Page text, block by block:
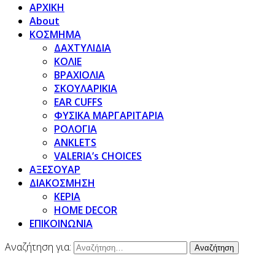
ΑΡΧΙΚΗ
About
ΚΟΣΜΗΜΑ
ΔΑΧΤΥΛΙΔΙΑ
ΚΟΛΙΕ
ΒΡΑΧΙΟΛΙΑ
ΣΚΟΥΛΑΡΙΚΙΑ
EAR CUFFS
ΦΥΣΙΚΑ ΜΑΡΓΑΡΙΤΑΡΙΑ
ΡΟΛΟΓΙΑ
ANKLETS
VALERIA’s CHOICES
ΑΞΕΣΟΥΑΡ
ΔΙΑΚΟΣΜΗΣΗ
ΚΕΡΙΑ
HOME DECOR
ΕΠΙΚΟΙΝΩΝΙΑ
Αναζήτηση για: